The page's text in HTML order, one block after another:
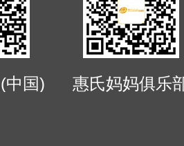
中国) 惠氏妈妈俱乐